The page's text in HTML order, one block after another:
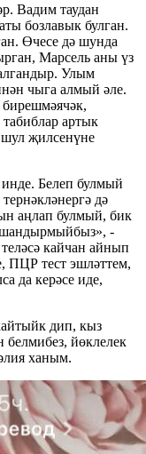
Вадим таудан
бозлавык булган.
Өчесе дә шунда
Марсель аны үз
Улым
чыга алмый әле.
артык
җилсенүне
Белеп булмый
дә
аңлап булмый, бик
-
кайчан айнып
ПЦР тест эшләттем,
да керәсе иде,
дип, кыз
йөклелек
ханым.